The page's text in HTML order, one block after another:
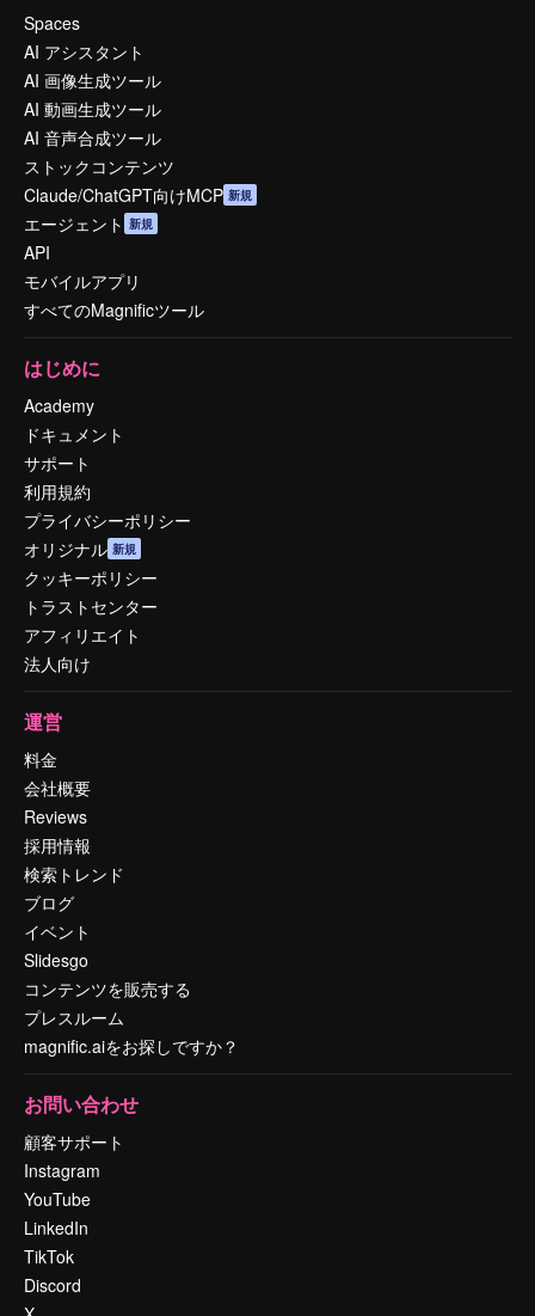
Spaces
AI アシスタント
AI 画像生成ツール
AI 動画生成ツール
AI 音声合成ツール
ストックコンテンツ
Claude/ChatGPT向けMCP 新規
エージェント 新規
API
モバイルアプリ
すべてのMagnificツール
はじめに
Academy
ドキュメント
サポート
利用規約
プライバシーポリシー
オリジナル 新規
クッキーポリシー
トラストセンター
アフィリエイト
法人向け
運営
料金
会社概要
Reviews
採用情報
検索トレンド
ブログ
イベント
Slidesgo
コンテンツを販売する
プレスルーム
magnific.aiをお探しですか？
お問い合わせ
顧客サポート
Instagram
YouTube
LinkedIn
TikTok
Discord